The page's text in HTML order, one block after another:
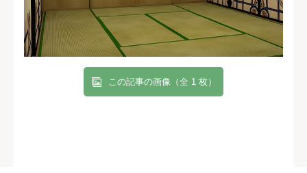
この記事の画像（全 1 枚）